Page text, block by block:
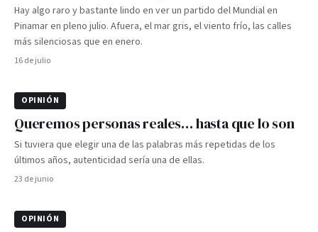
Hay algo raro y bastante lindo en ver un partido del Mundial en
Pinamar en pleno julio. Afuera, el mar gris, el viento frío, las calles
más silenciosas que en enero.
16 de julio
OPINIÓN
Queremos personas reales… hasta que lo son
Si tuviera que elegir una de las palabras más repetidas de los
últimos años, autenticidad sería una de ellas.
23 de junio
OPINIÓN